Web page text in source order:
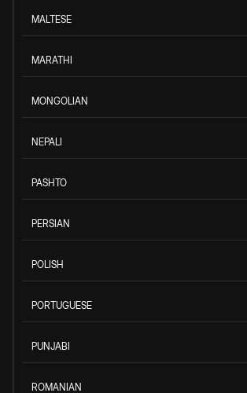
MALTESE
MARATHI
MONGOLIAN
NEPALI
PASHTO
PERSIAN
POLISH
PORTUGUESE
PUNJABI
ROMANIAN